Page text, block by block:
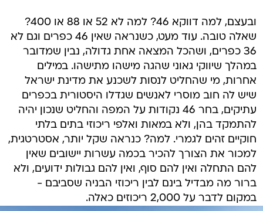
ובעצם, למה דווקא 46? למה לא 52 או 88 או 400?
שאלה טובה. עוד מעט, כשנראה שאין 46 כפרים וגם לא
36 כפרים, ושהכל המצאה אחת גדולה, נבין שמדובר
במהלך שיווקי גאוני שהגה מישהו מתישהו. במילים
אחרות, מי שהחליט לנסות לשכנע את מדינת ישראל
שיש לה חוב מוסרי לאנשים שגדלו היסטורית בכפרים
עתיקים, בחר 46 נקודות על המפה והחליט שנכון יהיה
להתמקד בהן, ולא במאות ואלפי ריכוזי בתים בלתי
חוקיים זהים לגמרי. למה? כנראה שקל יותר, אסטרטגית,
למכור את הצורך להכיר בכמה עשרות יישובים שאין
להם התחלה ואין להם סוף, ואין להם גבולות ידועים, ולא
ברור מה מבדיל בינם לבין ריכוזי הבניה שסביבם -
במקום לדבר על 2,000 ריכוזים כאלה.